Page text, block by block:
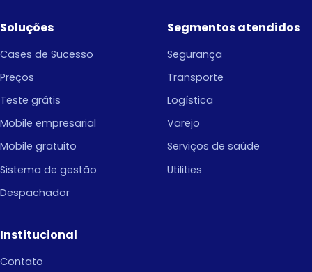
Soluções
Cases de Sucesso
Preços
Teste grátis
Mobile empresarial
Mobile gratuito
Sistema de gestão
Despachador
Segmentos atendidos
Segurança
Transporte
Logística
Varejo
Serviços de saúde
Utilities
Institucional
Contato